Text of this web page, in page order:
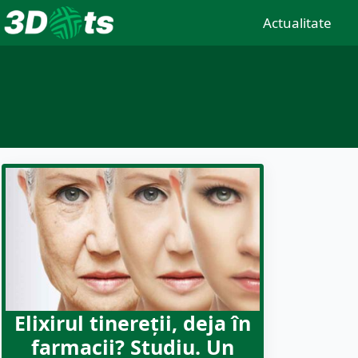
Actualitate
Elixirul tinereții, deja în
farmacii? Studiu. Un